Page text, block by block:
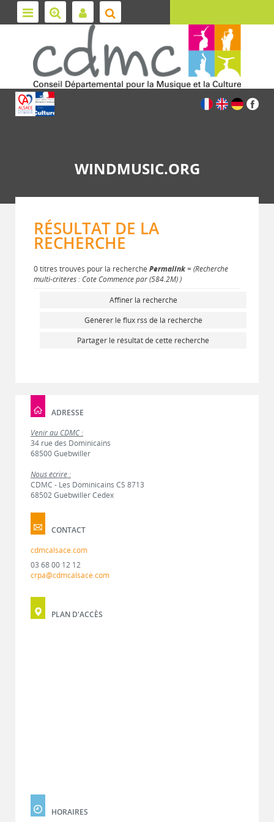
WINDMUSIC.ORG
RÉSULTAT DE LA
RECHERCHE
0 titres trouvés pour la recherche Permalink= (Recherche
multi-critères : Cote Commence par (584.2M) )
Affiner la recherche
Générer le flux rss de la recherche
Partager le résultat de cette recherche
ADRESSE
Venir au CDMC :
34 rue des Dominicains
68500 Guebwiller
Nous écrire :
CDMC - Les Dominicains CS 8713
68502 Guebwiller Cedex
CONTACT
cdmcalsace.com
03 68 00 12 12
crpa@cdmcalsace.com
PLAN D'ACCÈS
HORAIRES